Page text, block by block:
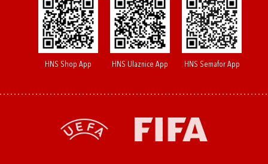
HNS Shop App HNS Ulaznice App HNS Semafor App